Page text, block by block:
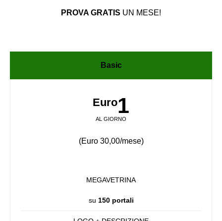
PROVA GRATIS UN MESE!
Basic
Euro1
AL GIORNO
(Euro 30,00/mese)
MEGAVETRINA
su 150 portali